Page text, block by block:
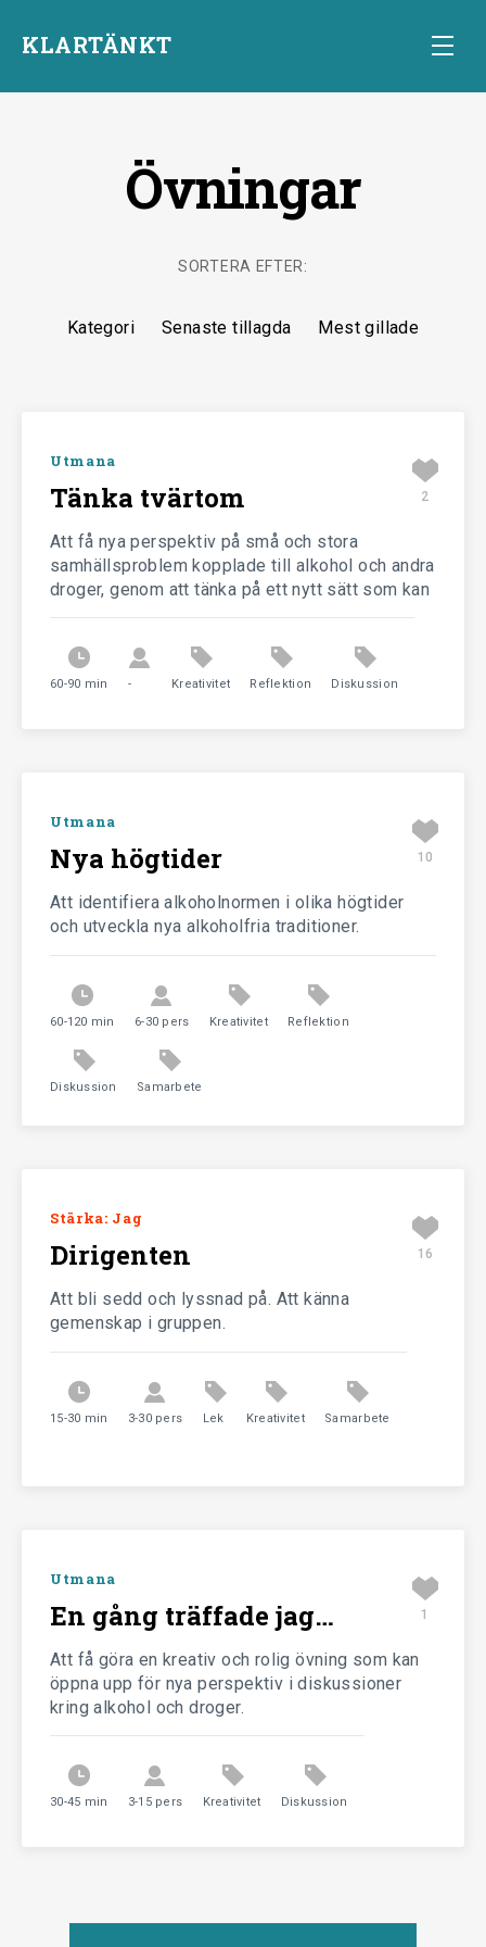
KLARTÄNKT
Start
Stärka
Utmana
Avsluta
Nykterhetsrörelsens Scoutförbund
Övningar
SORTERA EFTER:
Kategori Senaste tillagda Mest gillade
Utmana
2
Tänka tvärtom
Att få nya perspektiv på små och stora
samhällsproblem kopplade till alkohol och andra
droger, genom att tänka på ett nytt sätt som kan
ge kreativa idéer i frågor där man tidigare kört
60-90 min - Kreativitet Reflektion Diskussion
Utmana
10
Nya högtider
Att identifiera alkoholnormen i olika högtider
och utveckla nya alkoholfria traditioner.
60-120 min 6-30 pers Kreativitet Reflektion
Diskussion Samarbete
Stärka: Jag
16
Dirigenten
Att bli sedd och lyssnad på. Att känna
gemenskap i gruppen.
15-30 min 3-30 pers Lek Kreativitet Samarbete
Utmana
1
En gång träffade jag…
Att få göra en kreativ och rolig övning som kan
öppna upp för nya perspektiv i diskussioner
kring alkohol och droger.
30-45 min 3-15 pers Kreativitet Diskussion